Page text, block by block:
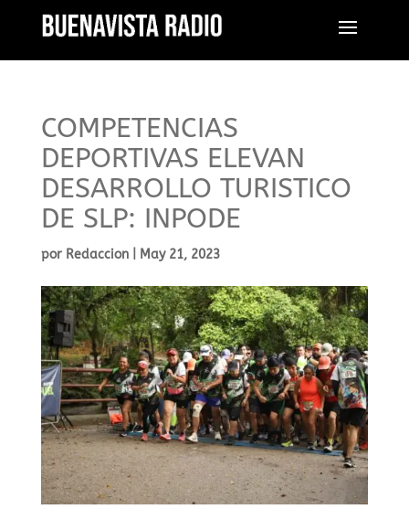
COMPETENCIAS
DEPORTIVAS ELEVAN
DESARROLLO TURISTICO
DE SLP: INPODE
por Redaccion| May 21, 2023